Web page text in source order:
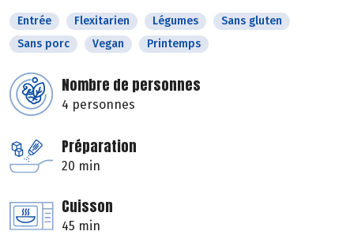
Entrée Flexitarien Légumes
Sans gluten
Sans porc
Vegan Printemps
Nombre de personnes
4 personnes
Préparation
20 min
Cuisson
45 min